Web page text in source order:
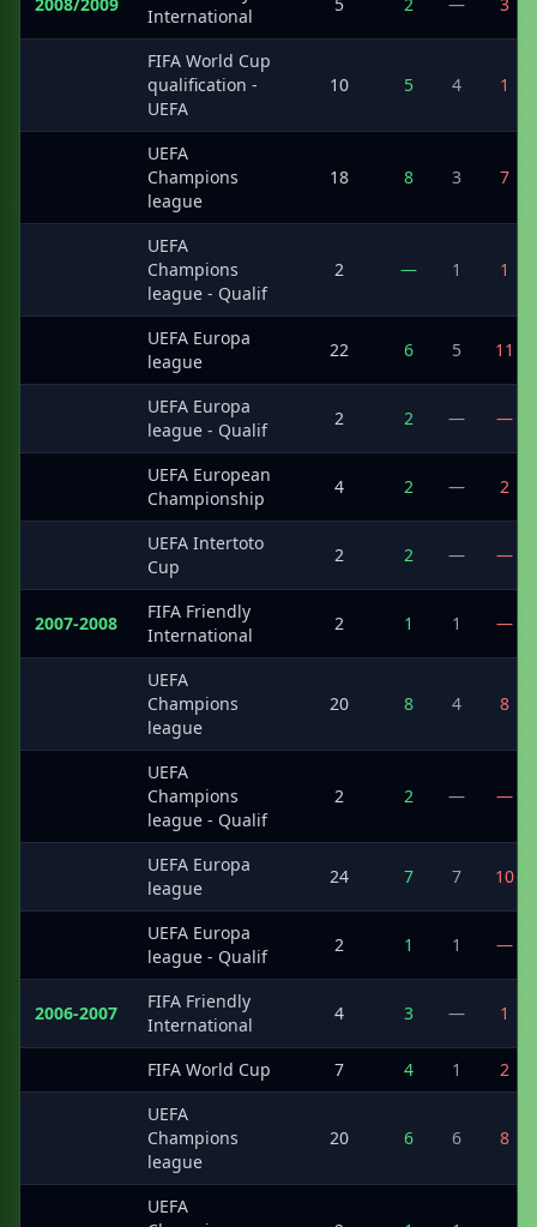
International
FIFA World Cup
qualification -
UEFA
10 5 4 1
UEFA
Champions
league
18 8 3 7
UEFA
Champions
league - Qualif
2 — 1 1
UEFA Europa
league
22 6 5 11
UEFA Europa
league - Qualif
2 2 — —
UEFA European
Championship
4 2 — 2
UEFA Intertoto
Cup
2 2 — —
2007-2008
FIFA Friendly
International
2 1 1 —
UEFA
Champions
league
20 8 4 8
UEFA
Champions
league - Qualif
2 2 — —
UEFA Europa
league
24 7 7 10
UEFA Europa
league - Qualif
2 1 1 —
2006-2007
FIFA Friendly
International
4 3 — 1
FIFA World Cup 7 4 1 2
UEFA
Champions
league
20 6 6 8
UEFA